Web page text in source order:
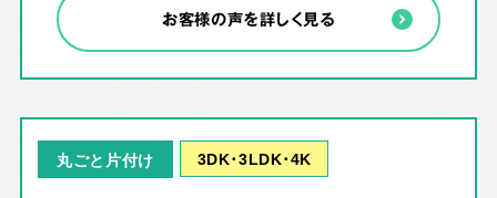
お客様の声を詳しく見る
丸ごと片付け 3DK･3LDK･4K